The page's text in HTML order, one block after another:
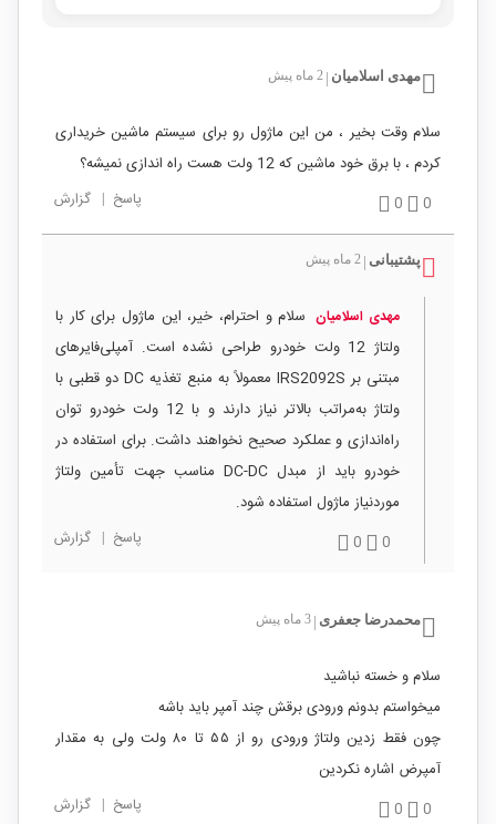
مهدی اسلامیان 2 ماه پیش
سلام وقت بخیر ، من این ماژول رو برای سیستم ماشین خریداری
کردم ، با برق خود ماشین که 12 ولت هست راه اندازی نمیشه؟
0
0 پاسخ | گزارش
پشتیبانی 2 ماه پیش
مهدی اسلامیان سلام و احترام، خیر، این ماژول برای کار با
ولتاژ 12 ولت خودرو طراحی نشده است. آمپلی‌فایرهای
مبتنی بر IRS2092S معمولاً به منبع تغذیه DC دو قطبی با
ولتاژ به‌مراتب بالاتر نیاز دارند و با 12 ولت خودرو توان
راه‌اندازی و عملکرد صحیح نخواهند داشت. برای استفاده در
خودرو باید از مبدل DC-DC مناسب جهت تأمین ولتاژ
موردنیاز ماژول استفاده شود.
0
0 پاسخ | گزارش
محمدرضا جعفری 3 ماه پیش
سلام و خسته نباشید
میخواستم بدونم ورودی برقش چند آمپر باید باشه
چون فقط زدین ولتاژ ورودی رو از ۵۵ تا ۸۰ ولت ولی به مقدار
آمپرض اشاره نکردین
0
0 پاسخ | گزارش